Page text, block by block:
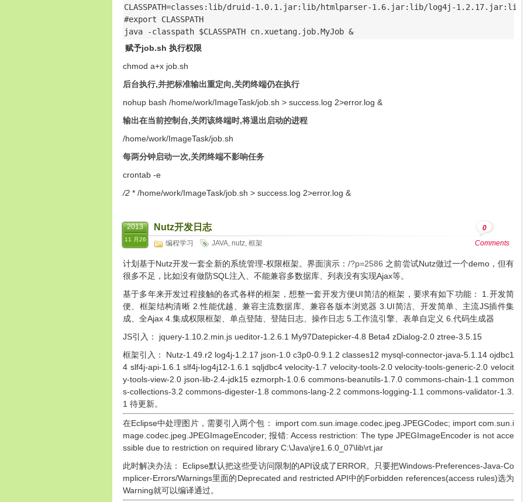
CLASSPATH=classes:lib/druid-1.0.1.jar:lib/htmlparser-1.6.jar:lib/log4j-
#export CLASSPATH
java -classpath $CLASSPATH cn.xuetang.job.MyJob &
赋予job.sh 执行权限
chmod a+x job.sh
后台执行,并把标准输出重定向,关闭终端仍在执行
nohup bash /home/work/ImageTask/job.sh > success.log 2>error.log &
输出在当前控制台,关闭该终端时,将退出启动的进程
/home/work/ImageTask/job.sh
每两分钟启动一次,关闭终端不影响任务
crontab -e
/2 * /home/work/ImageTask/job.sh > success.log 2>error.log &
2013
11 月26
Nutz开发日志
编程学习 JAVA, nutz, 框架
0
Comments
计划基于Nutz开发一套全新的系统管理-权限框架。界面演示：/?p=2586 之前尝试Nutz做过一个demo，但有
很多不足，比如没有做防SQL注入、不能兼容多数据库、列表没有实现Ajax等。
基于多年来开发过程接触的各式各样的框架，想整一套开发方便UI简洁的框架，要求有如下功能： 1.开发简
便、框架结构清晰 2.性能优越、兼容主流数据库、兼容各版本浏览器 3.UI简洁、开发简单、主流JS插件集
成、全Ajax 4.集成权限框架、单点登陆、登陆日志、操作日志 5.工作流引擎、表单自定义 6.代码生成器
JS引入： jquery-1.10.2.min.js ueditor-1.2.6.1 My97Datepicker-4.8 Beta4 zDialog-2.0 ztree-3.5.15
框架引入： Nutz-1.49.r2 log4j-1.2.17 json-1.0 c3p0-0.9.1.2 classes12 mysql-connector-java-5.1.14 ojdbc1
4 slf4j-api-1.6.1 slf4j-log4j12-1.6.1 sqljdbc4 velocity-1.7 velocity-tools-2.0 velocity-tools-generic-2.0 velocit
y-tools-view-2.0 json-lib-2.4-jdk15 ezmorph-1.0.6 commons-beanutils-1.7.0 commons-chain-1.1 common
s-collections-3.2 commons-digester-1.8 commons-lang-2.2 commons-logging-1.1 commons-validator-1.3.
1 待更新。
在Eclipse中处理图片，需要引入两个包： import com.sun.image.codec.jpeg.JPEGCodec; import com.sun.i
mage.codec.jpeg.JPEGImageEncoder; 报错: Access restriction: The type JPEGImageEncoder is not acce
ssible due to restriction on required library C:\Java\jre1.6.0_07\lib\rt.jar
此时解决办法： Eclipse默认把这些受访问限制的API设成了ERROR。只要把Windows-Preferences-Java-Co
mplicer-Errors/Warnings里面的Deprecated and restricted API中的Forbidden references(access rules)选为
Warning就可以编译通过。